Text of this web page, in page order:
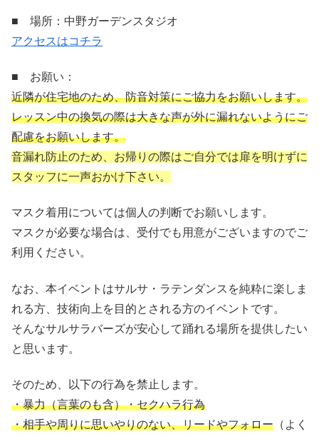
■ 場所：中野ガーデンスタジオ
アクセスはコチラ
■ お願い：
近隣が住宅地のため、防音対策にご協力をお願いします。
レッスン中の換気の際は大きな声が外に漏れないようにご
配慮をお願いします。
音漏れ防止のため、お帰りの際はご自分では扉を明けずに
スタッフに一声おかけ下さい。
マスク着用については個人の判断でお願いします。
マスクが必要な場合は、受付でも用意がございますのでご
利用ください。
なお、本イベントはサルサ・ラテンダンスを純粋に楽しま
れる方、技術向上を目的とされる方のイベントです。
そんなサルサラバーズが安心して踊れる場所を提供したい
と思います。
そのため、以下の行為を禁止します。
・暴力（言葉のも含）・セクハラ行為
・相手や周りに思いやりのない、リードやフォロー （よく